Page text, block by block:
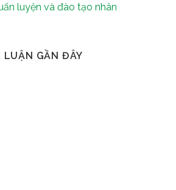
luyện và đào tạo nhân
LUẬN GẦN ĐÂY